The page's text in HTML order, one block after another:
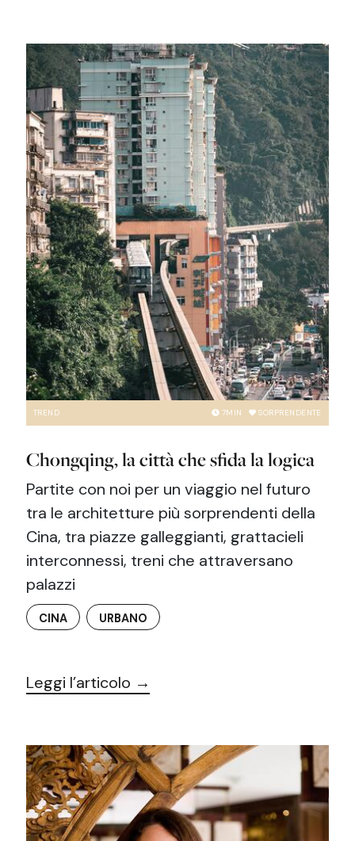
TREND 7MIN SORPRENDENTE
Chongqing, la città che sfida la logica
Partite con noi per un viaggio nel futuro
tra le architetture più sorprendenti della
Cina, tra piazze galleggianti, grattacieli
interconnessi, treni che attraversano
palazzi
CINA URBANO
Leggi l’articolo →